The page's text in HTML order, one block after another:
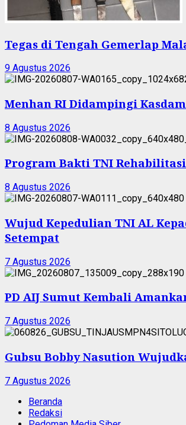
Tegas di Tengah Gemerlap
9 Agustus 2026
Menhan RI Didampingi
8 Agustus 2026
Program Bakti TNI
8 Agustus 2026
Wujud Kepedulian TNI AL
Setempat
7 Agustus 2026
PD AIJ Sumut Kembali
7 Agustus 2026
Gubsu Bobby Nasution
7 Agustus 2026
Beranda
Redaksi